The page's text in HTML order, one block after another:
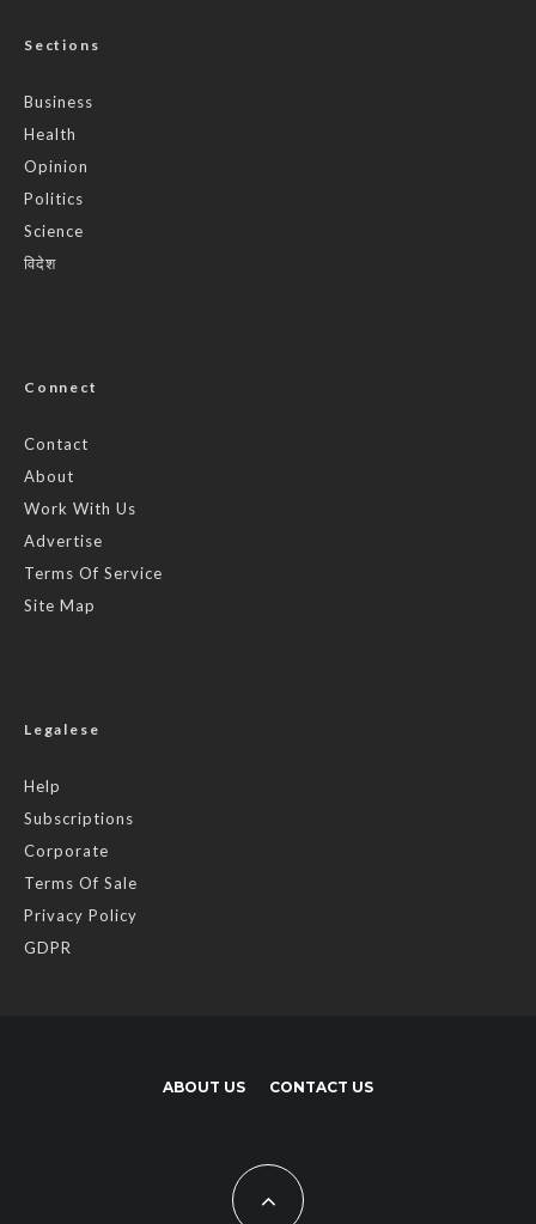
Sections
Business
Health
Opinion
Politics
Science
विदेश
Connect
Contact
About
Work With Us
Advertise
Terms Of Service
Site Map
Legalese
Help
Subscriptions
Corporate
Terms Of Sale
Privacy Policy
GDPR
ABOUT US CONTACT US